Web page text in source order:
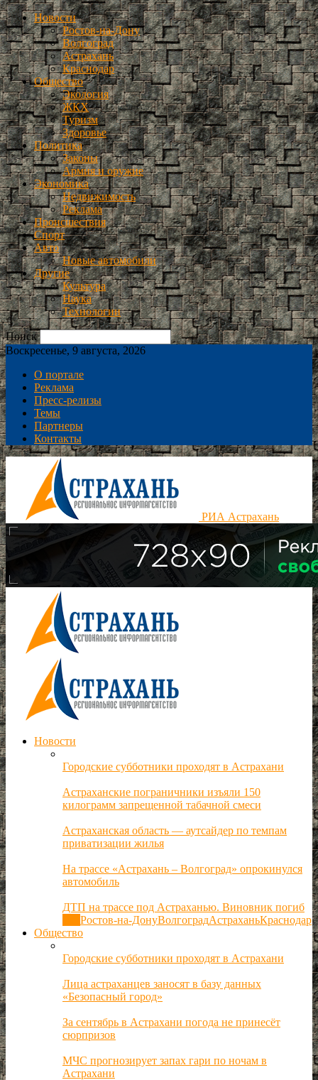
Новости
Ростов-на-Дону
Волгоград
Астрахань
Краснодар
Общество
Экология
ЖКХ
Туризм
Здоровье
Политика
Законы
Армия и оружие
Экономика
Недвижимость
Реклама
Происшествия
Спорт
Авто
Новые автомобили
Другие
Культура
Наука
Технологии
Поиск
Воскресенье, 9 августа, 2026
О портале
Реклама
Пресс-релизы
Темы
Партнеры
Контакты
РИА Астрахань
Новости
Городские субботники проходят в Астрахани
Астраханские пограничники изъяли 150
килограмм запрещенной табачной смеси
Астраханская область — аутсайдер по темпам
приватизации жилья
На трассе «Астрахань – Волгоград» опрокинулся
автомобиль
ДТП на трассе под Астраханью. Виновник погиб
Ростов-на-ДонуВолгоградАстраханьКраснодар
Общество
Городские субботники проходят в Астрахани
Лица астраханцев заносят в базу данных
«Безопасный город»
За сентябрь в Астрахани погода не принесёт
сюрпризов
МЧС прогнозирует запах гари по ночам в
Астрахани